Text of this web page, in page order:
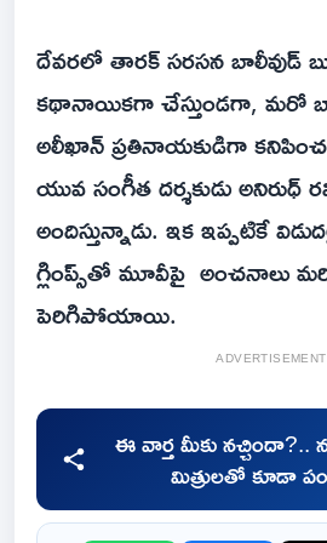
దేవ‌ర‌లో తార‌క్ స‌ర‌స‌న బాలీవుడ్
క‌థానాయిక‌గా చేస్తుండ‌గా, మ‌రో
అలీఖాన్ ప్ర‌తినాయ‌కుడిగా
యువ సంగీత ద‌ర్శ‌కుడు అనిరుధ్
అందిస్తున్నాడు. ఇక ఇప్ప‌టికే
గ్లింప్స్‌తో మూవీపై అంచ‌నాలు
పెరిగిపోయాయి.
ADVERTISEMENT
ఈ వార్త మీకు నచ్చిందా?..
మిత్రులతో కూడా